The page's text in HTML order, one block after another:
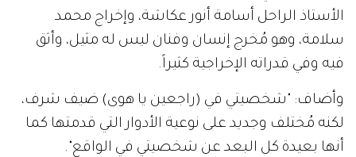
الأستاذ الراحل أسامة أنور عكاشة، وإخراج محمد
سلامة، وهو مُخرج إنسان وفنان ليس له مثيل، وأثق
فيه وفي قدراته الإخراجية كثيراً.
وأضاف: "شخصيتي في (راجعين يا هوى) ضيف شرف،
لكنه مُختلف وجديد على نوعية الأدوار التي قدمتها كما
أنها بعيدة كل البعد عن شخصيتي في الواقع".